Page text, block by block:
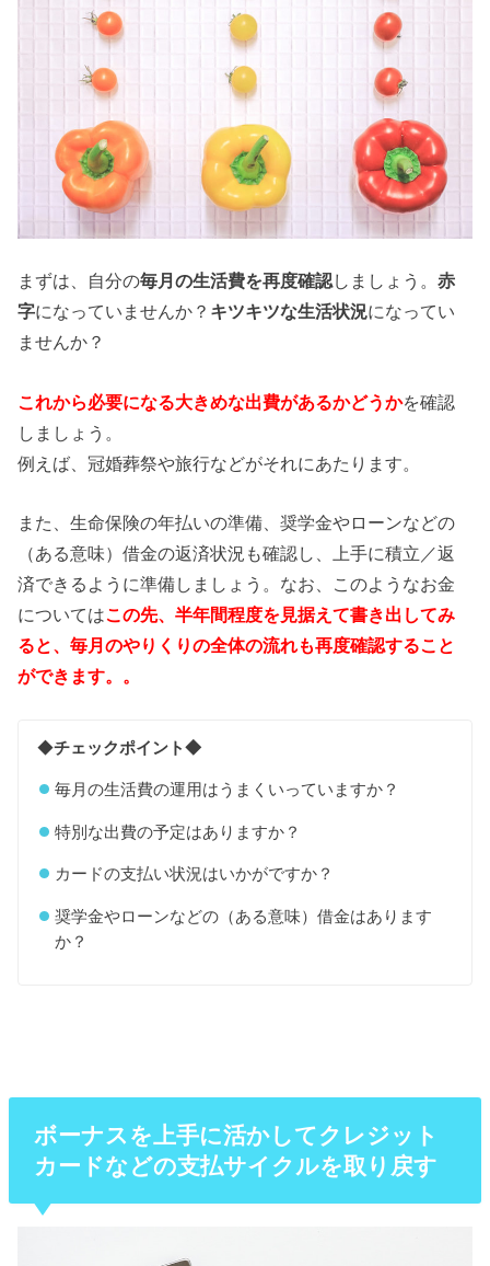
まずは、自分の毎月の生活費を再度確認しましょう。赤
字になっていませんか？ キツキツな生活状況になってい
ませんか？
これから必要になる大きめな出費があるかどうかを確認
しましょう。
例えば、冠婚葬祭や旅行などがそれにあたります。
また、生命保険の年払いの準備、奨学金やローンなどの
（ある意味）借金の返済状況も確認し、上手に積立／返
済できるように準備しましょう。なお、このようなお金
についてはこの先、半年間程度を見据えて書き出してみ
ると、毎月のやりくりの全体の流れも再度確認すること
ができます。。
◆チェックポイント◆
毎月の生活費の運用はうまくいっていますか？
特別な出費の予定はありますか？
カードの支払い状況はいかがですか？
奨学金やローンなどの（ある意味）借金はあります
か？
ボーナスを上手に活かしてクレジット
カードなどの支払サイクルを取り戻す